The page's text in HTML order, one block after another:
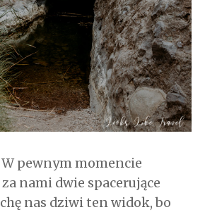
W pewnym momencie
nami dwie spacerujące
nas dziwi ten widok, bo